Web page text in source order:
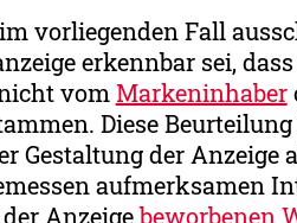
vorliegenden Fall
erkennbar sei,
vom Markeninhaber
Diese
Gestaltung der Anzeige
aufmerksamen
Anzeigebeworbenen